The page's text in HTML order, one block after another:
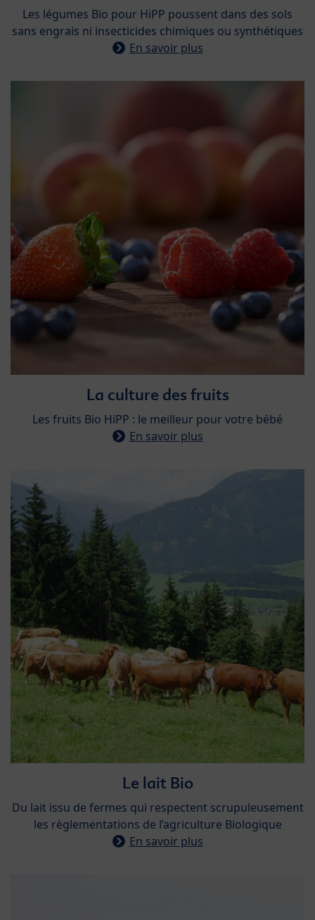
​Les légumes Bio pour HiPP poussent dans des sols
sans engrais ni insecticides chimiques ou synthétiques
En savoir plus
La culture des fruits​
​Les fruits Bio HiPP : le meilleur pour votre bébé
En savoir plus
Le lait Bio​
Du lait issu de fermes qui respectent scrupuleusement
les règlementations de l’agriculture Biologique
En savoir plus